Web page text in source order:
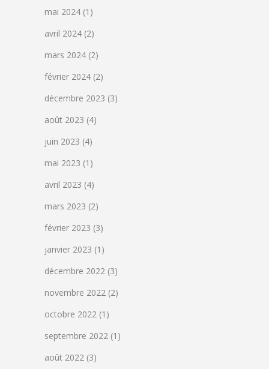
mai 2024 (1)
avril 2024 (2)
mars 2024 (2)
février 2024 (2)
décembre 2023 (3)
août 2023 (4)
juin 2023 (4)
mai 2023 (1)
avril 2023 (4)
mars 2023 (2)
février 2023 (3)
janvier 2023 (1)
décembre 2022 (3)
novembre 2022 (2)
octobre 2022 (1)
septembre 2022 (1)
août 2022 (3)